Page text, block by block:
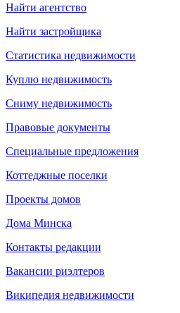
Найти агентство
Найти застройщика
Статистика недвижимости
Куплю недвижимость
Сниму недвижимость
Правовые документы
Специальные предложения
Коттеджные поселки
Проекты домов
Дома Минска
Контакты редакции
Вакансии риэлтеров
Википедия недвижимости